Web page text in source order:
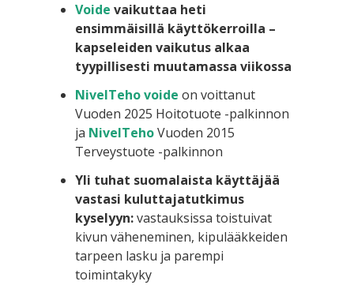
Voide vaikuttaa heti
ensimmäisillä käyttökerroilla –
kapseleiden vaikutus alkaa
tyypillisesti muutamassa viikossa
NivelTeho voide on voittanut
Vuoden 2025 Hoitotuote -palkinnon
ja NivelTehoVuoden 2015
Terveystuote -palkinnon
Yli tuhat suomalaista käyttäjää
vastasi kuluttajatutkimus
kyselyyn:vastauksissa toistuivat
kivun väheneminen, kipulääkkeiden
tarpeen lasku ja parempi
toimintakyky